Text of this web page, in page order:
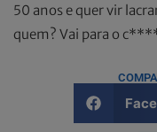
50 anos e quer vir
quem? Vai para o